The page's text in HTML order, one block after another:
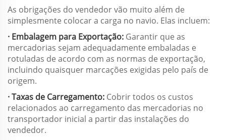
As obrigações do vendedor vão muito além de
simplesmente colocar a carga no navio. Elas incluem:
· Embalagem para Exportação: Garantir que as
mercadorias sejam adequadamente embaladas e
rotuladas de acordo com as normas de exportação,
incluindo quaisquer marcações exigidas pelo país de
origem.
· Taxas de Carregamento: Cobrir todos os custos
relacionados ao carregamento das mercadorias no
transportador inicial a partir das instalações do
vendedor.